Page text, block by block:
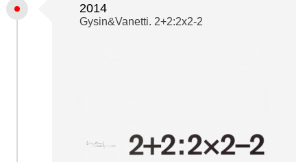
2014
Gysin&Vanetti. 2+2:2x2-2